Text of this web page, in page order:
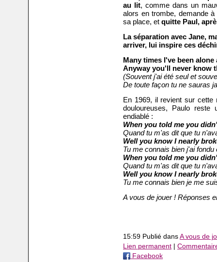
au lit, comme dans un
alors en trombe, demande
sa place, et quitte Paul,
La séparation avec Jane,
arriver, lui inspire ces
Many times I've been
Anyway you'll never know
(Souvent j'ai été seul et
De toute façon tu ne sauras
En 1969, il revient sur cette
douloureuses, Paulo reste
endiablé :
When you told me you
Quand tu m'as dit que tu
Well you know I nearly
Tu me connais bien j'ai fondu
When you told me you
Quand tu m'as dit que tu
Well you know I nearly
Tu me connais bien je me
A vous de jouer ! Réponses
15:59 Publié dans A vous de
Lien permanent
Facebook